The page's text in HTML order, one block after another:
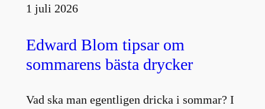
1 juli 2026
Edward Blom tipsar om
sommarens bästa drycker
Vad ska man egentligen dricka i sommar? I